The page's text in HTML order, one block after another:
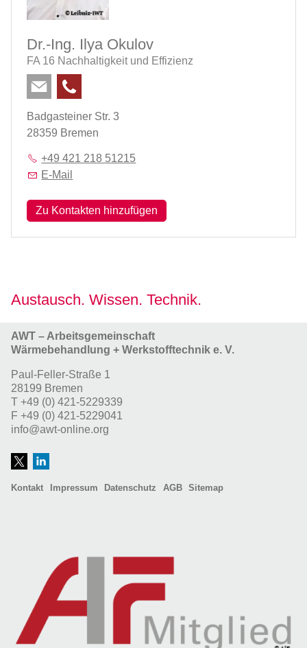
Dr.-Ing. Ilya Okulov
FA 16 Nachhaltigkeit und Effizienz
Badgasteiner Str. 3
28359 Bremen
+49 421 218 51215
E-Mail
Zu Kontakten hinzufügen
Austausch. Wissen. Technik.
AWT – Arbeitsgemeinschaft
Wärmebehandlung + Werkstofftechnik e. V.
Paul-Feller-Straße 1
28199 Bremen
T +49 (0) 421-5229339
F +49 (0) 421-5229041
info@awt-online.org
Kontakt Impressum Datenschutz AGB Sitemap